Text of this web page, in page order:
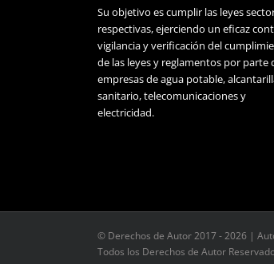
Su objetivo es cumplir las leyes
respectivas, ejerciendo un eficaz
vigilancia y verificación del
de las leyes y reglamentos por parte
empresas de agua potable,
sanitario, telecomunicaciones y
electricidad.
© Derechos de Autor 2017 -2026 |
Todos los Derechos de Autor